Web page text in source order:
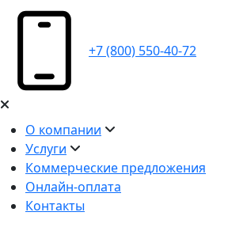
+7 (800) 550-40-72
О компании
Услуги
Коммерческие предложения
Онлайн-оплата
Контакты